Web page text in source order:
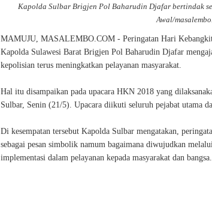
Kapolda Sulbar Brigjen Pol Baharudin Djafar bertindak
Awal/
MAMUJU, MASALEMBO.COM - Peringatan Hari
Kapolda Sulawesi Barat Brigjen Pol Baharudin Djafar
kepolisian terus meningkatkan pelayanan masyarakat.
Hal itu disampaikan pada upacara HKN 2018 yang
Sulbar, Senin (21/5). Upacara diikuti seluruh pejabat utama
Di kesempatan tersebut Kapolda Sulbar mengatakan,
sebagai pesan simbolik namum bagaimana diwujudkan
implementasi dalam pelayanan kepada masyarakat dan bangsa.